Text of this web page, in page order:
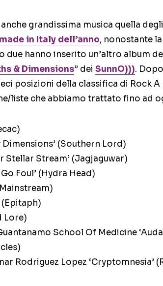
grandissima musica quella
in Italy dell’anno, nonostante
due hanno inserito un’altro album
& Dimensions” dei SunnO))).
posizioni della classifica di Rock A
liste che abbiamo trattato fino ad
Dimensions’ (Southern Lord)
Stellar Stream’ (Jagjaguwar)
Foul’ (Hydra Head)
(Epitaph)
Lore)
School Of Medicine
Rodriguez Lopez ‘Cryptomnesia’